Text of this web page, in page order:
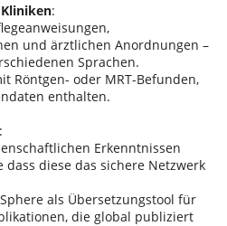
:
und ärztlichen Anordnungen –
Sprachen.
Röntgen- oder MRT-Befunden,
enthalten.
Erkenntnissen
dass diese das sichere Netzwerk
als Übersetzungstool für
die global publiziert